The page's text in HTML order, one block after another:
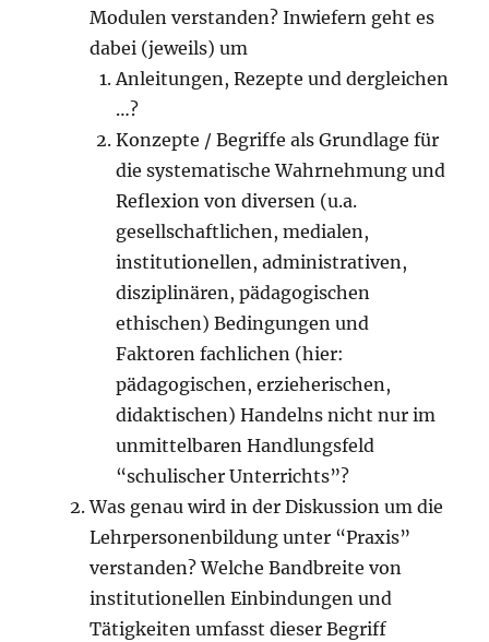
Modulen verstanden? Inwiefern geht es
dabei (jeweils) um
Anleitungen, Rezepte und dergleichen
…?
Konzepte / Begriffe als Grundlage für
die systematische Wahrnehmung und
Reflexion von diversen (u.a.
gesellschaftlichen, medialen,
institutionellen, administrativen,
disziplinären, pädagogischen
ethischen) Bedingungen und
Faktoren fachlichen (hier:
pädagogischen, erzieherischen,
didaktischen) Handelns nicht nur im
unmittelbaren Handlungsfeld
“schulischer Unterrichts”?
Was genau wird in der Diskussion um die
Lehrpersonenbildung unter “Praxis”
verstanden? Welche Bandbreite von
institutionellen Einbindungen und
Tätigkeiten umfasst dieser Begriff